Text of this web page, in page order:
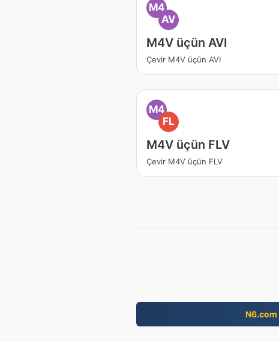
M4
AV
M4V üçün AVI
Çevir M4V üçün AVI
M4
FL
M4V üçün FLV
Çevir M4V üçün FLV
N6.com